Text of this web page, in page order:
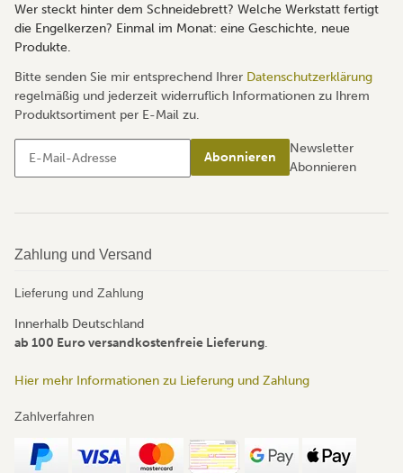
Wer steckt hinter dem Schneidebrett? Welche Werkstatt fertigt
die Engelkerzen? Einmal im Monat: eine Geschichte, neue
Produkte.
Bitte senden Sie mir entsprechend Ihrer Datenschutzerklärung
regelmäßig und jederzeit widerruflich Informationen zu Ihrem
Produktsortiment per E-Mail zu.
Abonnieren
Newsletter
Abonnieren
Zahlung und Versand
Lieferung und Zahlung
Innerhalb Deutschland
ab 100 Euro versandkostenfreie Lieferung.
Hier mehr Informationen zu Lieferung und Zahlung
Zahlverfahren